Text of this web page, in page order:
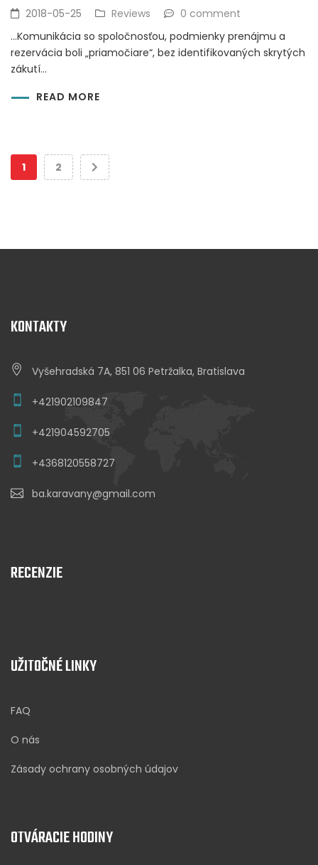
2018-05-25 Reviews
0 comment
…Komunikácia so spoločnosťou, podmienky prenájmu a
rezervácia boli „priamočiare“, bez identifikovaných skrytých
zákutí…
READ MORE
1 2
KONTAKTY
Vyšehradská 7A, 851 06 Petržalka, Bratislava
+421902109847
+421904592705
+4368120558727
ba.karavany@gmail.com
RECENZIE
UŽITOČNÉ LINKY
FAQ
O nás
Zásady ochrany osobných údajov
OTVÁRACIE HODINY